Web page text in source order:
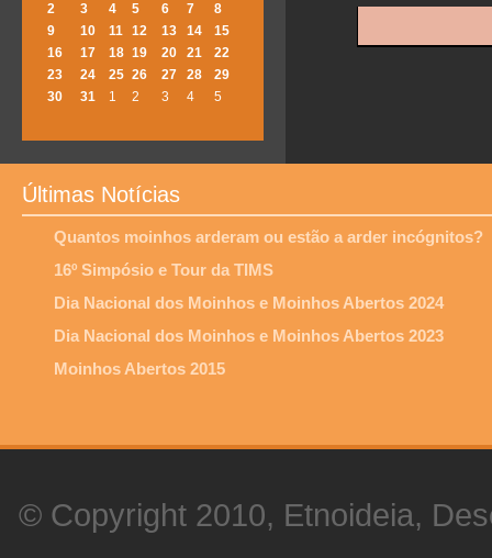
2
3 4 5 6 7
8
9
10 11 12 13 14
15
16
17 18 19 20 21
22
23
24 25 26 27 28
29
30
31 1 2 3 4 5
Últimas Notícias
Quantos moinhos arderam ou estão a arder incógnitos?
16º Simpósio e Tour da TIMS
Dia Nacional dos Moinhos e Moinhos Abertos 2024
Dia Nacional dos Moinhos e Moinhos Abertos 2023
Moinhos Abertos 2015
© Copyright 2010, Etnoideia,